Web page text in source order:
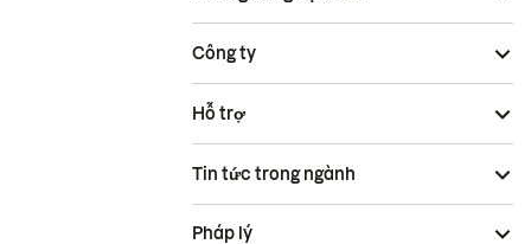
Công ty
Hỗ trợ
Tin tức trong ngành
Pháp lý